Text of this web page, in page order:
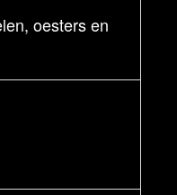
oesters en